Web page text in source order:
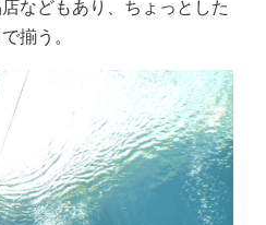
などもあり、ちょっとした
揃う。